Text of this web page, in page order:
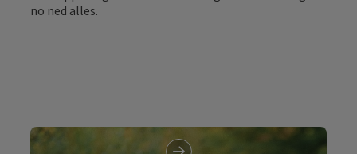
no ned alles.